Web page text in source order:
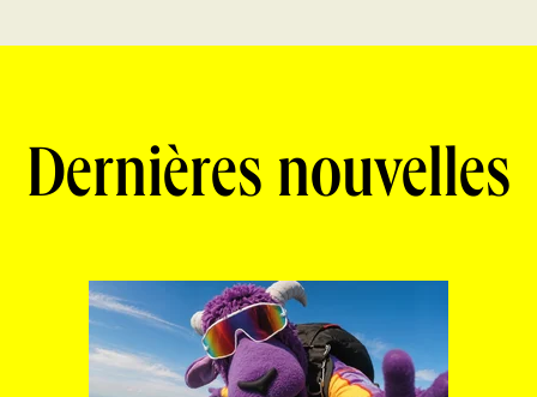
Dernières nouvelles